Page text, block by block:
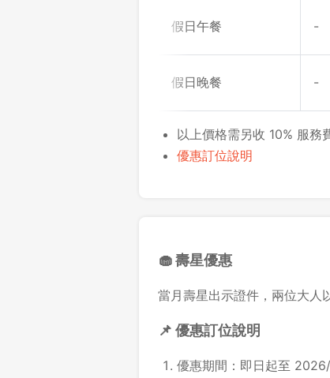
假日午餐 -
假日晚餐 -
以上價格需另收 10% 服務
優惠訂位說明
🧁 壽星優惠
當月壽星出示證件，兩位大人
📌 優惠訂位說明
優惠期間：即日起至